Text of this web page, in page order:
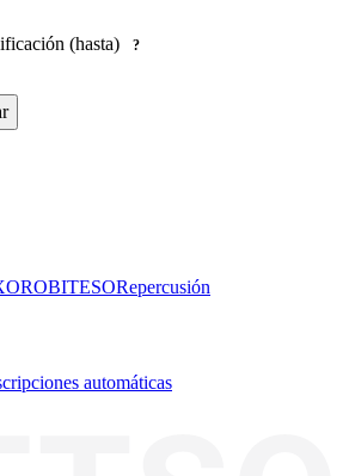
(hasta) ?
BITESORepercusión
automáticas